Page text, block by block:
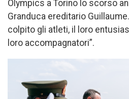
Olympics a Torino lo scorso
Granduca ereditario
colpito gli atleti, il loro
loro accompagnatori”.